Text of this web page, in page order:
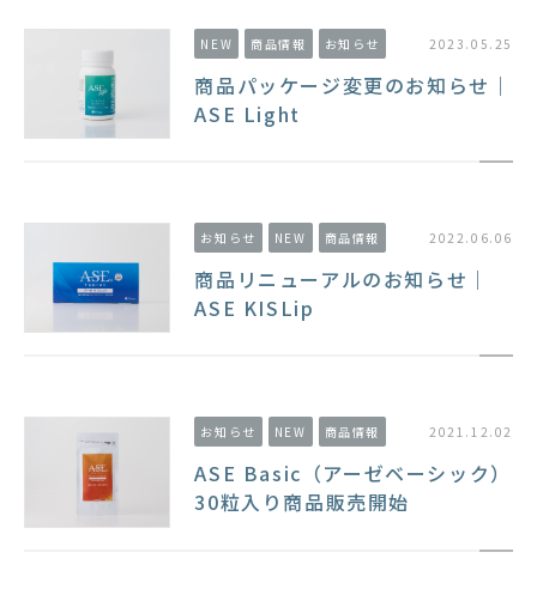
NEW 商品情報 お知らせ 2023.05.25
商品パッケージ変更のお知らせ｜
ASE Light
お知らせ NEW 商品情報 2022.06.06
商品リニューアルのお知らせ｜
ASE KISLip
お知らせ NEW 商品情報 2021.12.02
ASE Basic（アーゼベーシック）
30粒入り商品販売開始